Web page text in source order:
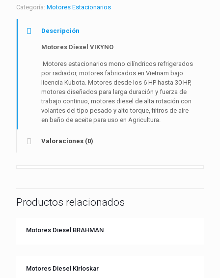
Categoría: Motores Estacionarios
Descripción
Motores Diesel VIKYNO
Motores estacionarios mono cilíndricos refrigerados
por radiador, motores fabricados en Vietnam bajo
licencia Kubota. Motores desde los 6 HP hasta 30 HP,
motores diseñados para larga duración y fuerza de
trabajo continuo, motores diesel de alta rotación con
volantes del tipo pesado y alto torque, filtros de aire
en baño de aceite para uso en Agricultura.
Valoraciones (0)
Productos relacionados
Motores Diesel BRAHMAN
Motores Diesel Kirloskar